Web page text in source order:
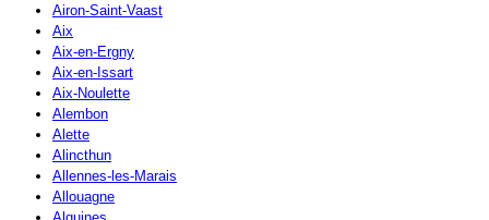
Airon-Saint-Vaast
Aix
Aix-en-Ergny
Aix-en-Issart
Aix-Noulette
Alembon
Alette
Alincthun
Allennes-les-Marais
Allouagne